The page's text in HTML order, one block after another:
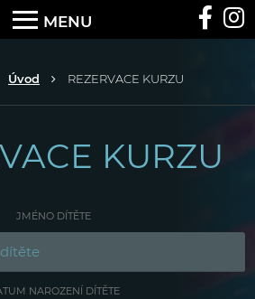
MENU
Úvod REZERVACE KURZU
KURZU
JMÉNO DÍTĚTE
NAROZENÍ DÍTĚTE